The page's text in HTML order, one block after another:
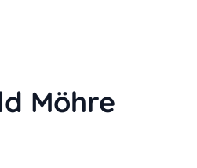
Möhre